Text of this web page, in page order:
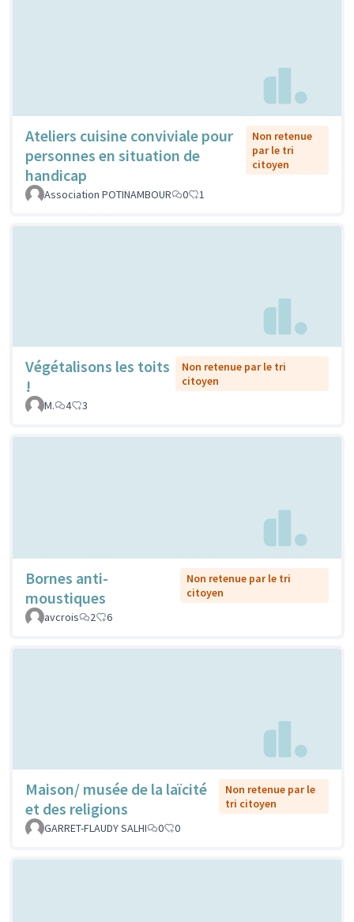
Ateliers cuisine conviviale pour
personnes en situation de
handicap
Non retenue
par le tri
citoyen
Association POTINAMBOUR 0 1
Végétalisons les toits
!
Non retenue par le tri
citoyen
M.
4 3
Bornes anti-
moustiques
Non retenue par le tri
citoyen
avcrois
2 6
Maison/ musée de la laïcité
et des religions
Non retenue par le
tri citoyen
GARRET-FLAUDY SALHI
0 0